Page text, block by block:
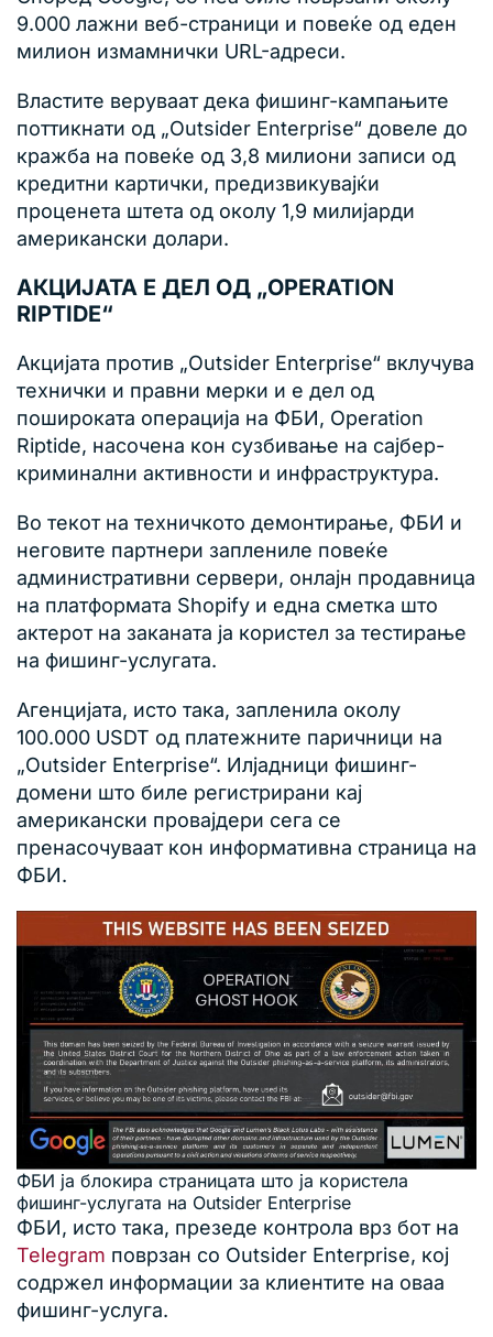
9.000 лажни веб-страници и повеќе од еден
милион измамнички URL-адреси.
Властите веруваат дека фишинг-кампањите
поттикнати од „Outsider Enterprise“ довеле до
кражба на повеќе од 3,8 милиони записи од
кредитни картички, предизвикувајќи
проценета штета од околу 1,9 милијарди
американски долари.
АКЦИЈАТА Е ДЕЛ ОД „OPERATION
RIPTIDE“
Акцијата против „Outsider Enterprise“ вклучува
технички и правни мерки и е дел од
пошироката операција на ФБИ, Operation
Riptide, насочена кон сузбивање на сајбер-
криминални активности и инфраструктура.
Во текот на техничкото демонтирање, ФБИ и
неговите партнери заплениле повеќе
административни сервери, онлајн продавница
на платформата Shopify и една сметка што
актерот на заканата ја користел за тестирање
на фишинг-услугата.
Агенцијата, исто така, запленила околу
100.000 USDT од платежните паричници на
„Outsider Enterprise“. Илјадници фишинг-
домени што биле регистрирани кај
американски провајдери сега се
пренасочуваат кон информативна страница на
ФБИ.
ФБИ ја блокира страницата што ја користела
фишинг-услугата на Outsider Enterprise
ФБИ, исто така, презеде контрола врз бот на
Telegram поврзан со Outsider Enterprise, кој
содржел информации за клиентите на оваа
фишинг-услуга.